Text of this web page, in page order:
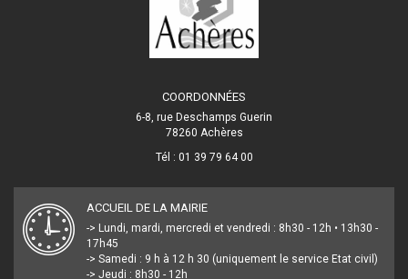
COORDONNÉES
6-8, rue Deschamps Guerin
78260 Achères
Tél : 01 39 79 64 00
ACCUEIL DE LA MAIRIE
-> Lundi, mardi, mercredi et vendredi : 8h30 - 12h • 13h30 -
17h45
-> Samedi : 9 h à 12 h 30 (uniquement le service Etat civil)
-> Jeudi : 8h30 - 12h